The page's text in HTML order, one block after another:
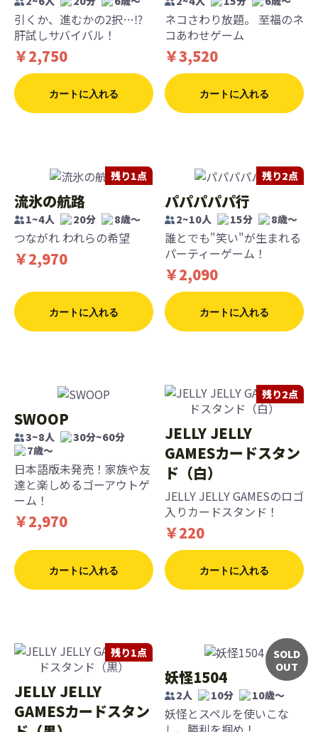
引くか、進むかの2択…⁉
肝試しサバイバル！
￥2,750
カートに入れる
ネコさわり放題。 至福のネ
コあわせゲーム
￥3,520
カートに入れる
残り1点
流氷の航路
1~4人 20分 8歳〜
つながれ われらの希望
￥2,970
カートに入れる
残り2点
パパパパパ行
2~10人 15分 8歳〜
誰とでも"笑い"が生まれる
パーティーゲーム！
￥2,090
カートに入れる
SWOOP
3~8人
30分~60分
7歳〜
日本語版未発売！家族や友
達と楽しめるゴーアウトゲ
ーム！
￥2,970
カートに入れる
残り2点
JELLY JELLY
GAMESカードスタン
ド（白）
JELLY JELLY GAMESのロゴ
入りカードスタンド！
￥220
カートに入れる
残り1点
JELLY JELLY
GAMESカードスタン
SOLD
OUT
妖怪1504
2人 10分 10歳〜
妖怪とスペルを使いこな